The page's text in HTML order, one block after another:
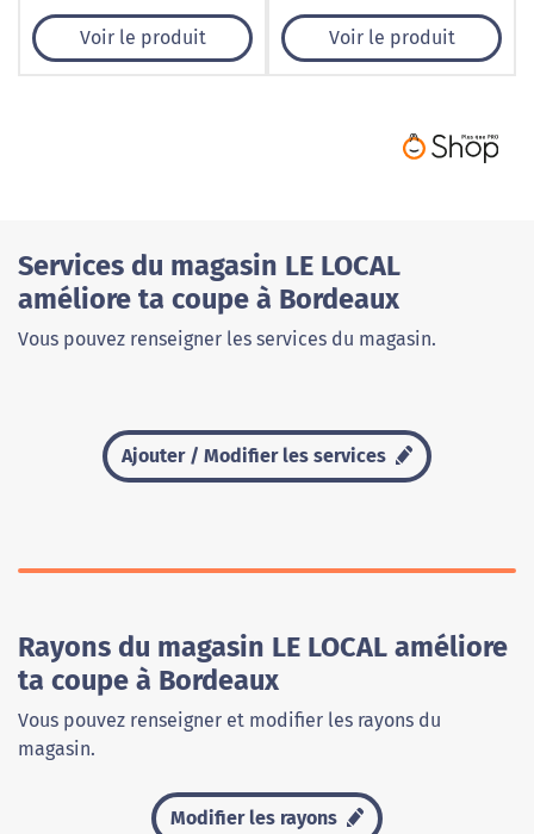
Voir le produit Voir le produit
Services du magasin LE LOCAL
améliore ta coupe à Bordeaux
Vous pouvez renseigner les services du magasin.
Ajouter / Modifier les services
Rayons du magasin LE LOCAL améliore
ta coupe à Bordeaux
Vous pouvez renseigner et modifier les rayons du
magasin.
Modifier les rayons